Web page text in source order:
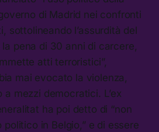
di Madrid nei confronti
sottolineando l’assurdità del
pena di 30 anni di carcere,
atti terroristici”,
mai evocato la violenza,
mezzi democratici. L’ex
ha poi detto di “non
in Belgio,” e di essere